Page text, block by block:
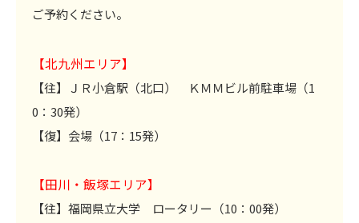
ご予約ください。
【北九州エリア】
【往】ＪＲ小倉駅（北口） ＫＭＭビル前駐車場（1
0：30発）
【復】会場（17：15発）
【田川・飯塚エリア】
【往】福岡県立大学 ロータリー（10：00発）